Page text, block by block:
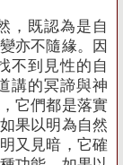
，既認為是自
亦不隨緣。因
不到見性的自
講的冥諦與神
它們都是落實
果以明為自然
又見暗，它確